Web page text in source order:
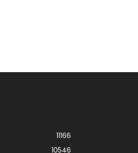
11166
10546